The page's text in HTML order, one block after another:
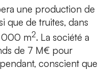
une production de
que de truites, dans
000 m2. La société a
de 7 M€ pour
conscient que